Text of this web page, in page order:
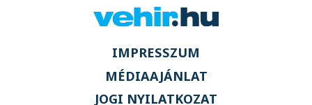
IMPRESSZUM
MÉDIAAJÁNLAT
JOGI NYILATKOZAT